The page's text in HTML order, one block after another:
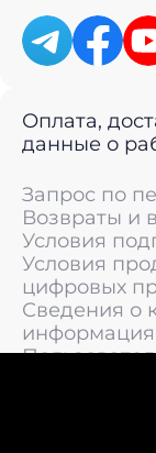
Оплата,
данные о
Запрос по
Возвраты и
Условия
Условия
цифровых
Сведения о
информация